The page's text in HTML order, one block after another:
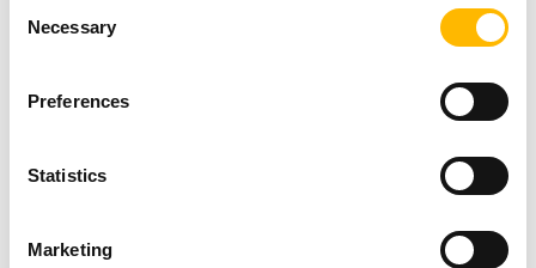
Selection
Necessary
Preferences
Statistics
Marketing
万能になり、あらゆる嗜好に対応できるように
ことで、睡眠の質を高めたり、日常的な不快感
ベッド台座により、背骨のアライメントが向上